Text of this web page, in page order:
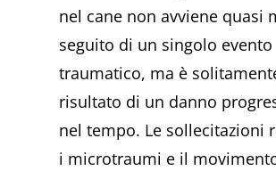
nel cane non avviene quasi
seguito di un singolo evento
traumatico, ma è
risultato di un danno
nel tempo. Le sollecitazioni
i microtraumi e il